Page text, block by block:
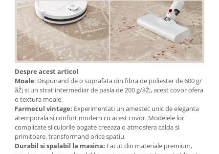
Despre acest articol
Moale: Dispunand de o suprafata din fibra de poliester de 600 g/
ãŽ¡ si un strat intermediar de pasla de 200 g/ãŽ¡, acest covor ofera
o textura moale.
Farmecul vintage: Experimentati un amestec unic de eleganta
atemporala si confort modern cu acest covor. Modelele lor
complicate si culorile bogate creeaza o atmosfera calda si
primitoare, transformand orice spatiu.
Durabil si spalabil la masina: Facut din materiale premium,